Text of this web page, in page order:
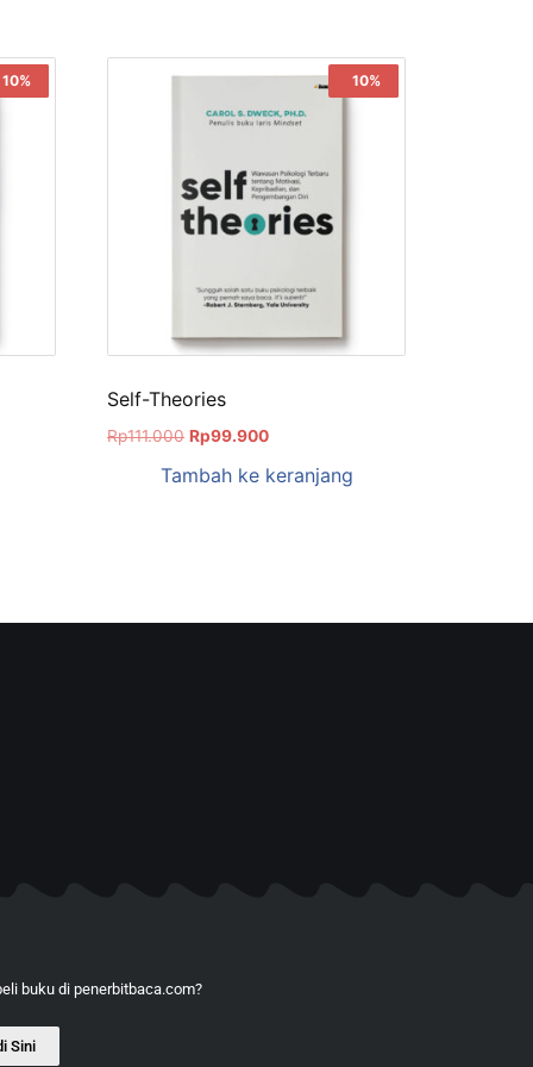
Sale!
10% Sale!
10%
Self-Theories
Rp111.000 Rp99.900
Tambah ke keranjang
buku di penerbitbaca.com?
Sini